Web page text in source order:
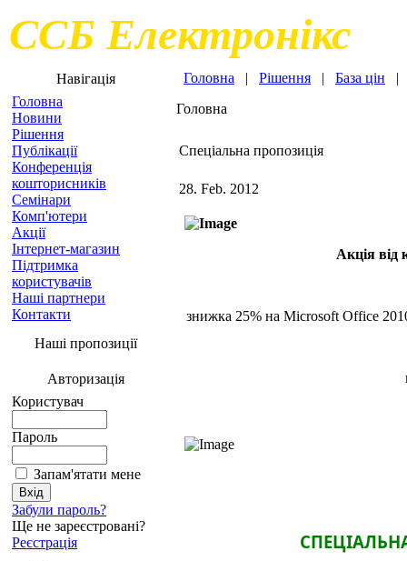
ССБ Електронікс
Навігація
Головна
Новини
Рішення
Публікації
Конференція
кошторисників
Семінари
Комп'ютери
Акції
Інтернет-магазин
Підтримка
користувачів
Наші партнери
Контакти
Наші пропозиції
Авторизація
Користувач
Пароль
Запам'ятати мене
Забули пароль?
Ще не зареєстровані?
Реєстрація
Головна | Рішення | База цін
Головна
Спеціальна пропозиція
28. Feb. 2012
Акція від
знижка 25% на Microsoft Office